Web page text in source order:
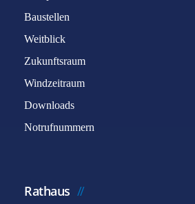
Baustellen
Weitblick
Zukunftsraum
Windzeitraum
Downloads
Notrufnummern
Rathaus